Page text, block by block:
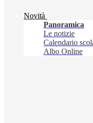
Novità
Panoramica
Le notizie
Calendario
Albo Online